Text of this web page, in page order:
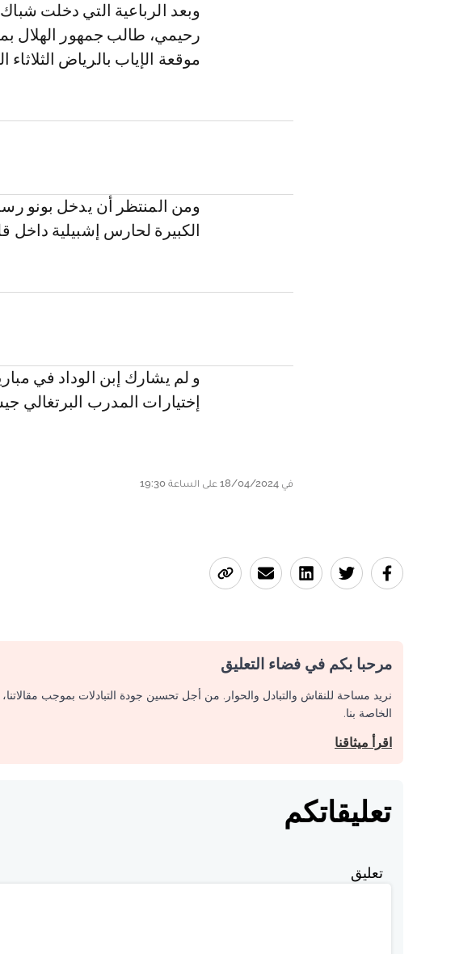
و بعد الرباعية التي دخلت شباك العويس ثلاثة منها بأقدام الدولي المغربي سفيان
رحيمي، طالب جمهور الهلال
موقعة الإياب بالرياض الثلاثاء
ومن المنتظر أن يدخل بونو
الكبيرة لحارس إشبيلية داخل
و لم يشارك إبن الوداد في
إختيارات المدرب البرتغالي
في 18/04/2024 على الساعة 19:30
مرحبا بكم في فضاء التعليق
نريد مساحة للنقاش والتبادل والحوار. من أجل تحسين جودة التبادلات بموجب
الخاصة بنا.
اقرأ ميثاقنا
تعليقاتكم
تعليق